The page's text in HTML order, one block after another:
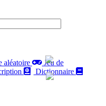
aléatoire
Jeu de
Dictionnaire